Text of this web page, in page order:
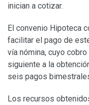
inician a cotizar.
El convenio Hipoteca
facilitar el pago de
vía nómina, cuyo
siguiente a la
seis pagos
Los recursos